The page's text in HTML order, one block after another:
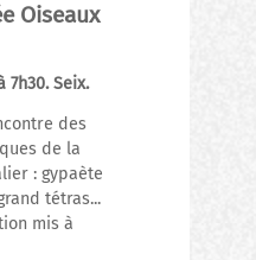
Oiseaux
7h30. Seix.
des
de la
: gypaète
tétras...
mis à